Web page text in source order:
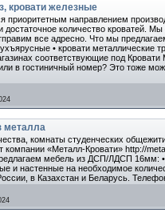
кровати железные
приоритетным направлением
количество кроватей.
все адресно. Что мы
• кровати
соответствующие под
в гостиничный номер? Это тоже
металла
комнаты студенческих
компании «Металл-Кровати» http://
мебель из ДСП/ЛДСП 16мм:
и настенные на необходимое
в Казахстан и Беларусь.